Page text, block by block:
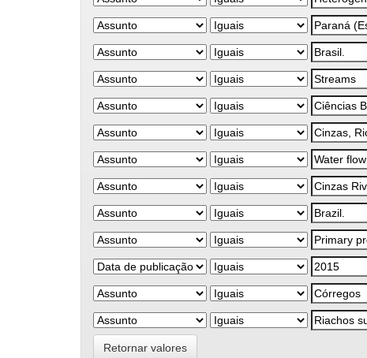
Retornar valores